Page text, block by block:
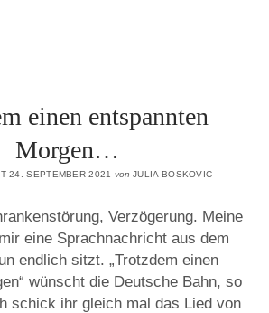
einen entspannten
Morgen…
24. SEPTEMBER 2021 von JULIA BOSKOVIC
Verzögerung. Meine
eine Sprachnachricht aus dem
endlich sitzt. „Trotzdem einen
wünscht die Deutsche Bahn, so
schick ihr gleich mal das Lied von